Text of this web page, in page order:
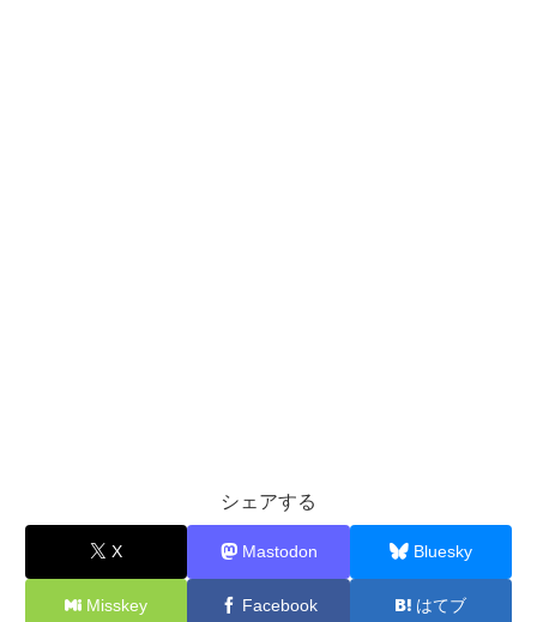
シェアする
X Mastodon Bluesky
Misskey Facebook はてブ